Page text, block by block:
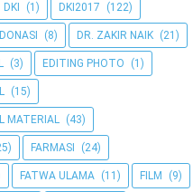
DKI (1) DKI2017 (122)
DONASI (8) DR. ZAKIR NAIK (21)
(3) EDITING PHOTO (1)
(15)
MATERIAL (43)
FARMASI (24)
FATWA ULAMA (11) FILM (9)